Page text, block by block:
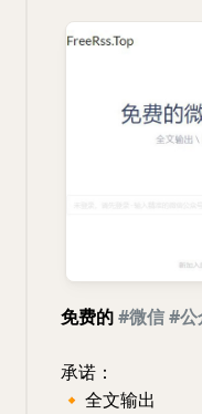
免费的#微信#公
承诺：
🔸 全文输出